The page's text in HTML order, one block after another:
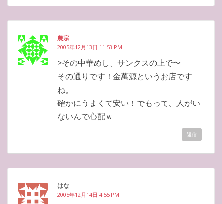
農宗
2005年12月13日 11:53 PM
>その中華めし、サンクスの上で〜
その通りです！金萬源というお店です
ね。
確かにうまくて安い！でもって、人がい
ないんで心配ｗ
返信
はな
2005年12月14日 4:55 PM